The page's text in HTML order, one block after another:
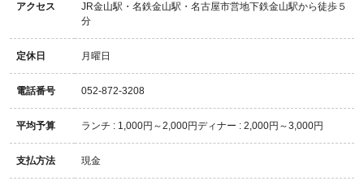
アクセス
JR金山駅・名鉄金山駅・名古屋市営地下鉄金山駅から徒歩５
分
定休日 月曜日
電話番号 052-872-3208
平均予算 ランチ : 1,000円～2,000円ディナー : 2,000円～3,000円
支払方法 現金